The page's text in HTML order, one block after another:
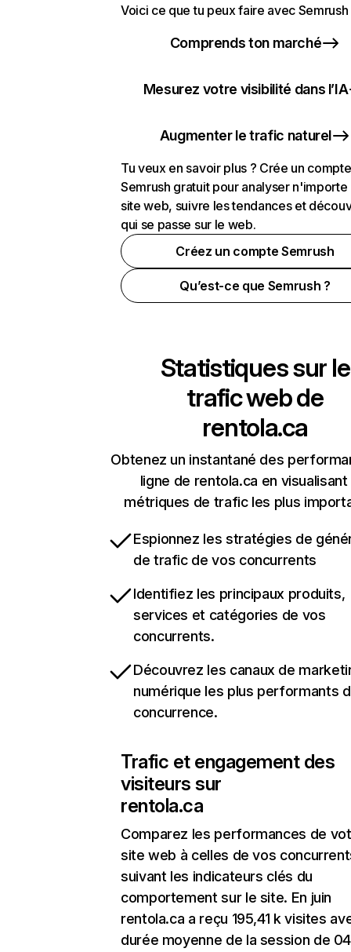
Voici ce que tu peux faire avec Semrush
Comprends ton marché
Mesurez votre visibilité dans l’IA
Augmenter le trafic naturel
Tu veux en savoir plus ? Crée un compte
Semrush gratuit pour analyser n'importe
site web, suivre les tendances et
qui se passe sur le web.
Créez un compte Semrush
Qu’est-ce que Semrush ?
Statistiques sur le
trafic web de
rentola.ca
Obtenez un instantané des
ligne de rentola.ca en visualisant
métriques de trafic les plus
Espionnez les stratégies de
de trafic de vos concurrents
Identifiez les principaux produits,
services et catégories de vos
concurrents.
Découvrez les canaux de
numérique les plus performants
concurrence.
Trafic et engagement des
visiteurs sur
rentola.ca
Comparez les performances de
site web à celles de vos
suivant les indicateurs clés du
comportement sur le site. En juin
rentola.ca a reçu 195,41 k visites
durée moyenne de la session de